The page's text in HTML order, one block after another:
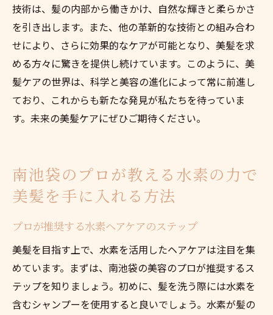
技術は、髪の内部から働きかけ、自然な輝きと柔らかさ
を引き出します。また、他の革新的な技術との組み合わ
せにより、さらに効果的なケアが可能となり、美髪を求
める方々に驚きを提供し続けています。このように、美
髪ケアの世界は、科学と美容の進化によって常に前進し
ており、これからも新たな発見が私たちを待っていま
す。未来の美髪ケアにぜひご期待ください。
南池袋のプロが教える水素の力で
美髪を手に入れる方法
プロが推奨する水素ヘアケアのステップ
美髪を目指す上で、水素を活用したヘアケアは注目を集
めています。まずは、南池袋の美容のプロが推奨するス
テップを知りましょう。初めに、髪を洗う際には水素を
含むシャンプーを使用すると良いでしょう。水素が髪の